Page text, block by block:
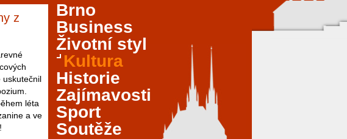
z
uskutečnil
léta
a ve
Od
skvělé
ale také
klasické
Brno
Business
Životní styl
Kultura
Historie
Zajímavosti
Sport
Soutěže